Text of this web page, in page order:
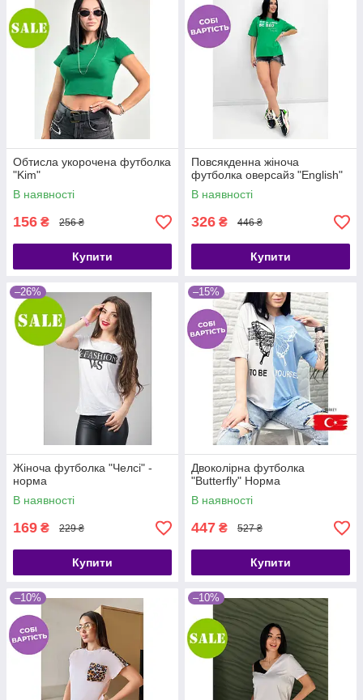
Обтисла укорочена футболка
"Kim"
В наявності
156 ₴ 256 ₴
Купити
Повсякденна жіноча
футболка оверсайз "English"
В наявності
326 ₴ 446 ₴
Купити
–26%
Жіноча футболка "Челсі" -
норма
В наявності
169 ₴ 229 ₴
Купити
–15%
Двоколірна футболка
"Butterfly" Норма
В наявності
447 ₴ 527 ₴
Купити
–10% –10%